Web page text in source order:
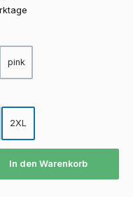
pink
nicht verfügbar.)
ist zurzeit nicht verfügbar.)
Option ist zurzeit nicht
2XL
In den Warenkorb